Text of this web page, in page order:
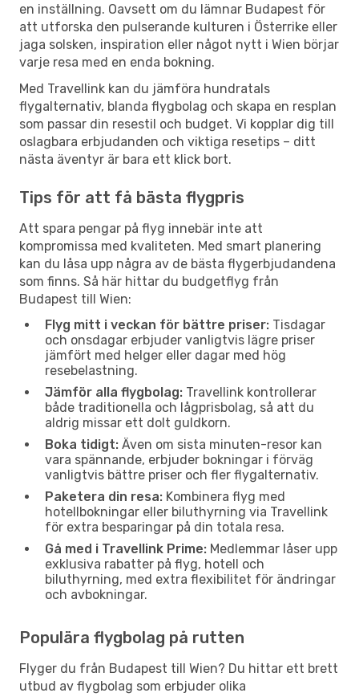
en inställning. Oavsett om du lämnar Budapest för
att utforska den pulserande kulturen i Österrike eller
jaga solsken, inspiration eller något nytt i Wien börjar
varje resa med en enda bokning.
Med Travellink kan du jämföra hundratals
flygalternativ, blanda flygbolag och skapa en resplan
som passar din resestil och budget. Vi kopplar dig till
oslagbara erbjudanden och viktiga resetips – ditt
nästa äventyr är bara ett klick bort.
Tips för att få bästa flygpris
Att spara pengar på flyg innebär inte att
kompromissa med kvaliteten. Med smart planering
kan du låsa upp några av de bästa flygerbjudandena
som finns. Så här hittar du budgetflyg från
Budapest till Wien:
Flyg mitt i veckan för bättre priser: Tisdagar
och onsdagar erbjuder vanligtvis lägre priser
jämfört med helger eller dagar med hög
resebelastning.
Jämför alla flygbolag: Travellink kontrollerar
både traditionella och lågprisbolag, så att du
aldrig missar ett dolt guldkorn.
Boka tidigt: Även om sista minuten-resor kan
vara spännande, erbjuder bokningar i förväg
vanligtvis bättre priser och fler flygalternativ.
Paketera din resa: Kombinera flyg med
hotellbokningar eller biluthyrning via Travellink
för extra besparingar på din totala resa.
Gå med i Travellink Prime: Medlemmar låser upp
exklusiva rabatter på flyg, hotell och
biluthyrning, med extra flexibilitet för ändringar
och avbokningar.
Populära flygbolag på rutten
Flyger du från Budapest till Wien? Du hittar ett brett
utbud av flygbolag som erbjuder olika